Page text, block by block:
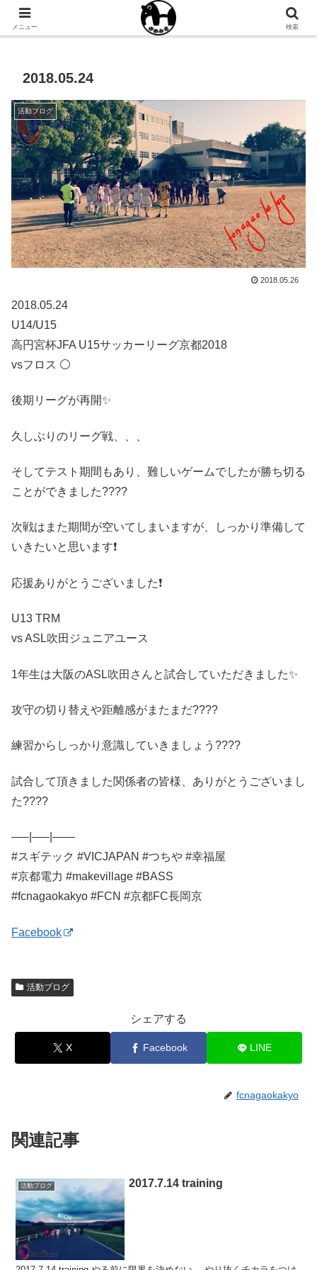
NPO法人ゆめみるオフィシャルサイト
2018.05.24
活動ブログ
2018.05.26
2018.05.24
U14/U15
高円宮杯JFA U15サッカーリーグ京都2018
vsフロス ⚪️
後期リーグが再開✨
久しぶりのリーグ戦、、、
そしてテスト期間もあり、難しいゲームでしたが勝ち切る
ことができました????
次戦はまた期間が空いてしまいますが、しっかり準備して
いきたいと思います❗️
応援ありがとうございました❗️
U13 TRM
vs ASL吹田ジュニアユース
1年生は大阪のASL吹田さんと試合していただきました✨
攻守の切り替えや距離感がまたまだ????
練習からしっかり意識していきましょう????
試合して頂きました関係者の皆様、ありがとうございまし
た????
—–|—–|——
#スギテック #VICJAPAN #つちや #幸福屋
#京都電力 #makevillage #BASS
#fcnagaokakyo #FCN #京都FC長岡京
Facebook
活動ブログ
シェアする
X Facebook LINE
fcnagaokakyo
関連記事
活動ブログ 2017.7.14 training
メニュー 検索